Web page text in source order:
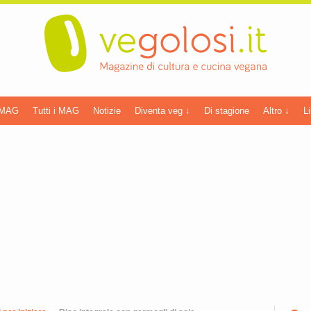
Tutti i MAG Notizie Diventa veg ↓ Di stagione Altro ↓